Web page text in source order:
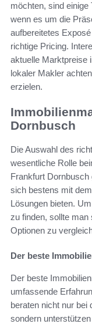
möchten, sind einige
wenn es um die
aufbereitetes
richtige Pricing.
aktuelle Marktpreise
lokaler Makler
erzielen.
Dornbusch
Die Auswahl des
wesentliche Rolle
Frankfurt
sich bestens mit
Lösungen bieten.
zu finden, sollte
Optionen zu
Der beste
Der beste
umfassende
beraten nicht nur bei
sondern